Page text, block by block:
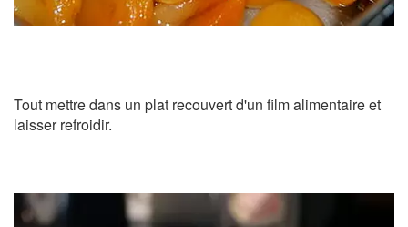
Tout mettre dans un plat recouvert d'un film alimentaire et
laisser refroidir.